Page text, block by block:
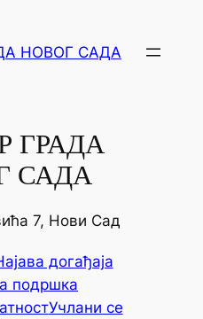
НОВОГ САДА
ГРАДА
САДА
7, Нови Сад
догађаја
подршка
Учлани се